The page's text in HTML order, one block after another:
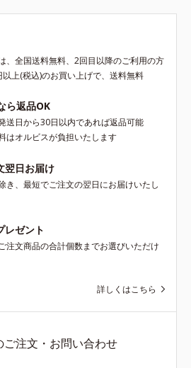
。パ
おす
ーウ
レジ
*1
素配
と板
する
、全国送料無料、2回目以降のご利用の方
上(税込)のお買い上げで、送料無料
ら返品OK
送日から30日以内であれば返品可能
はオルビスが負担いたします
翌日お届け
き、最短でご注文の翌日にお届けいたし
レゼント
注文商品の合計個数までお選びいただけ
詳しくはこちら
ご注文・お問い合わせ